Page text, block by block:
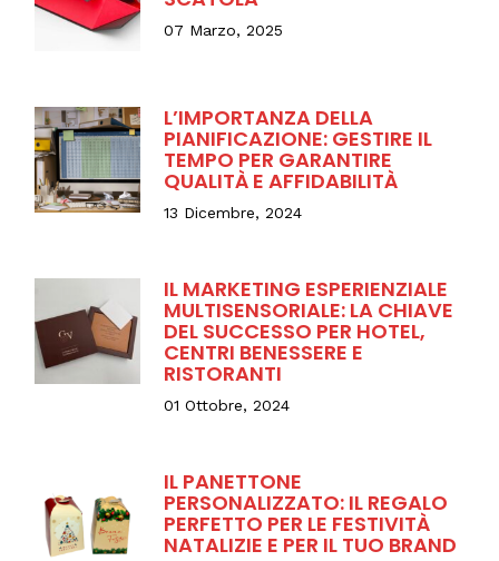
07 Marzo, 2025
L’IMPORTANZA DELLA
PIANIFICAZIONE: GESTIRE IL
TEMPO PER GARANTIRE
QUALITÀ E AFFIDABILITÀ
13 Dicembre, 2024
IL MARKETING ESPERIENZIALE
MULTISENSORIALE: LA CHIAVE
DEL SUCCESSO PER HOTEL,
CENTRI BENESSERE E
RISTORANTI
01 Ottobre, 2024
IL PANETTONE
PERSONALIZZATO: IL REGALO
PERFETTO PER LE FESTIVITÀ
NATALIZIE E PER IL TUO BRAND